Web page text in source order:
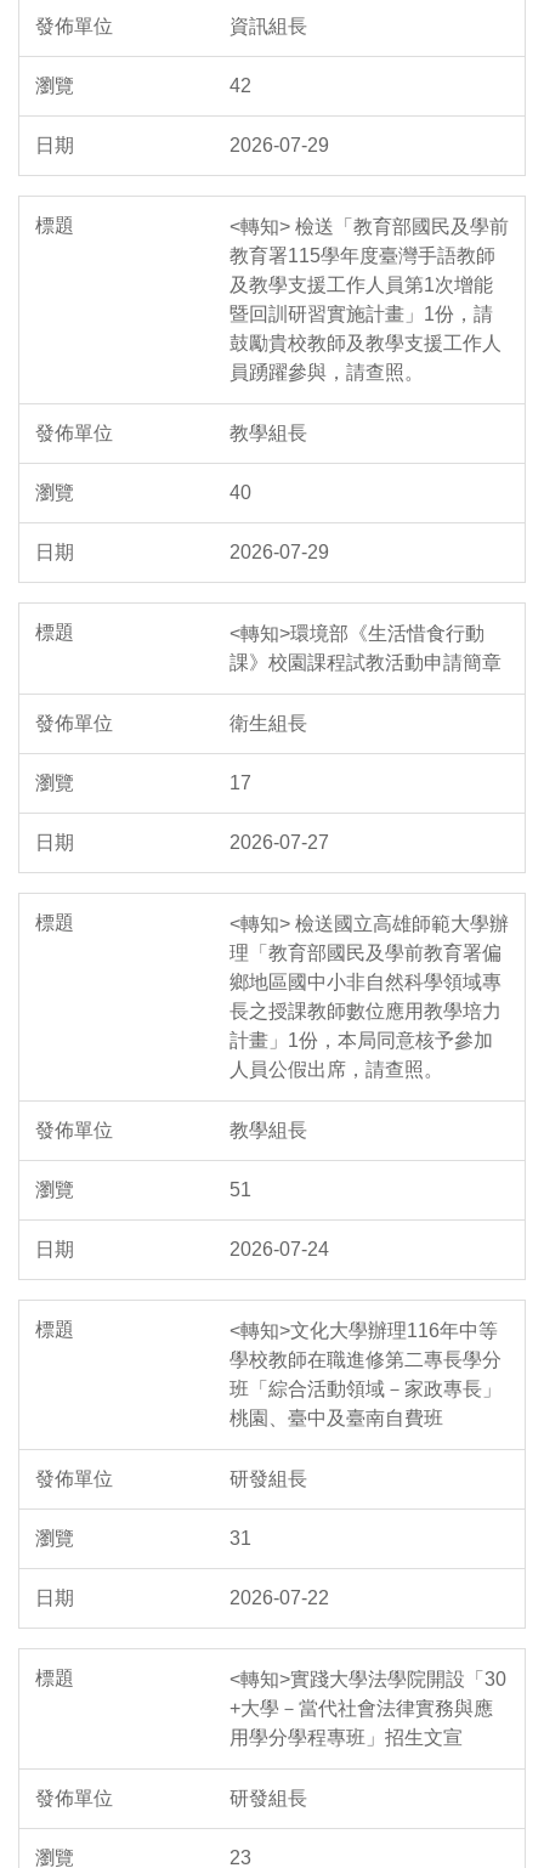
資訊組長
42
2026-07-29
<轉知> 檢送「教育部國民及學前
教育署115學年度臺灣手語教師
及教學支援工作人員第1次增能
暨回訓研習實施計畫」1份，請
鼓勵貴校教師及教學支援工作人
員踴躍參與，請查照。
教學組長
40
2026-07-29
<轉知>環境部《生活惜食行動
課》校園課程試教活動申請簡章
衛生組長
17
2026-07-27
<轉知> 檢送國立高雄師範大學辦
理「教育部國民及學前教育署偏
鄉地區國中小非自然科學領域專
長之授課教師數位應用教學培力
計畫」1份，本局同意核予參加
人員公假出席，請查照。
教學組長
51
2026-07-24
<轉知>文化大學辦理116年中等
學校教師在職進修第二專長學分
班「綜合活動領域－家政專長」
桃園、臺中及臺南自費班
研發組長
31
2026-07-22
<轉知>實踐大學法學院開設「30
+大學－當代社會法律實務與應
用學分學程專班」招生文宣
研發組長
23